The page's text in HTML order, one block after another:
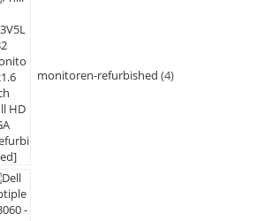
monitoren-refurbished 4